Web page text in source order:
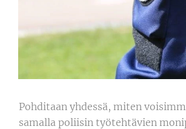
Pohditaan yhdessä, miten
samalla poliisin työtehtävien